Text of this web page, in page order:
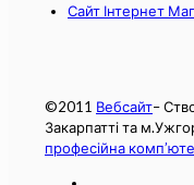
Сайт Інтернет
©2011 Вебсайт–
Закарпатті та
професійна